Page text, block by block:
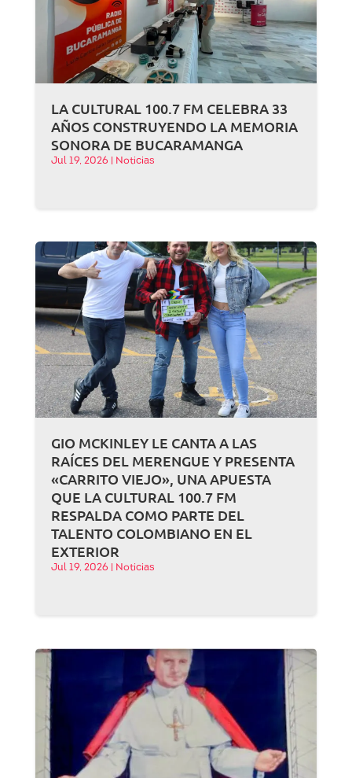
LA CULTURAL 100.7 FM CELEBRA 33
AÑOS CONSTRUYENDO LA MEMORIA
SONORA DE BUCARAMANGA
Jul 19, 2026 Noticias
GIO MCKINLEY LE CANTA A LAS
RAÍCES DEL MERENGUE Y PRESENTA
«CARRITO VIEJO», UNA APUESTA
QUE LA CULTURAL 100.7 FM
RESPALDA COMO PARTE DEL
TALENTO COLOMBIANO EN EL
EXTERIOR
Jul 19, 2026 Noticias